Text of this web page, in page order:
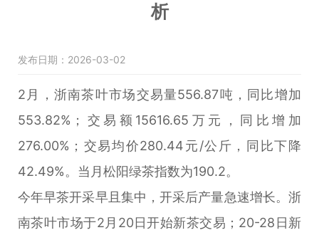
析
发布日期：2026-03-02
2月，浙南茶叶市场交易量556.87吨，同比增加
553.82%；交易额15616.65万元，同比增加
276.00%；交易均价280.44元/公斤，同比下降
42.49%。当月松阳绿茶指数为190.2。
今年早茶开采早且集中，开采后产量急速增长。浙
南茶叶市场于2月20日开始新茶交易；20-28日新